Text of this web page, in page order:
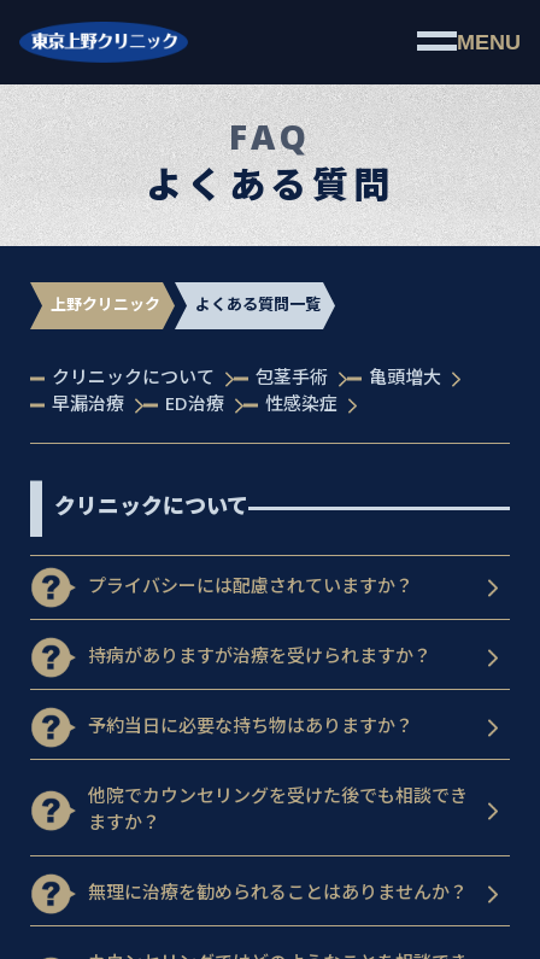
MENU
FAQ
よくある質問
上野クリニック よくある質問一覧
クリニックについて 包茎手術
亀頭増大
早漏治療
ED治療 性感染症
クリニックについて
プライバシーには配慮されていますか？
持病がありますが治療を受けられますか？
予約当日に必要な持ち物はありますか？
他院でカウンセリングを受けた後でも相談でき
ますか？
無理に治療を勧められることはありませんか？